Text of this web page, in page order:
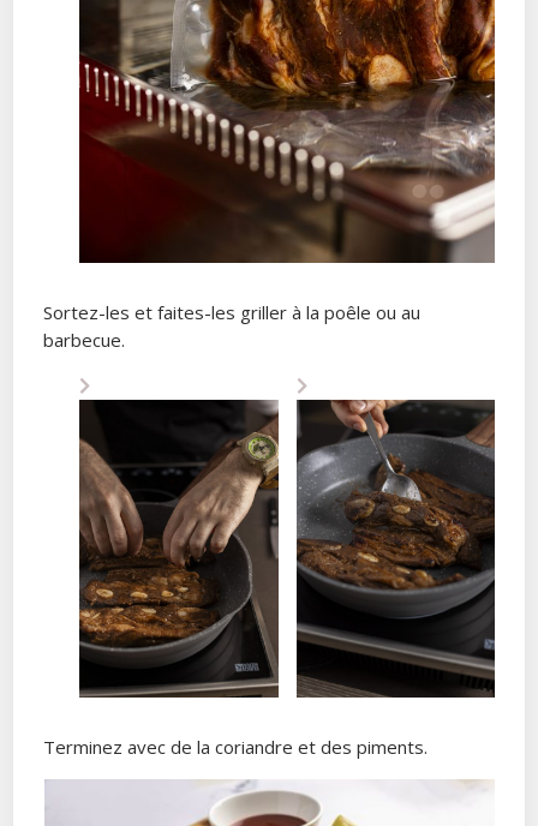
Sortez-les et faites-les griller à la poêle ou au
barbecue.
Terminez avec de la coriandre et des piments.